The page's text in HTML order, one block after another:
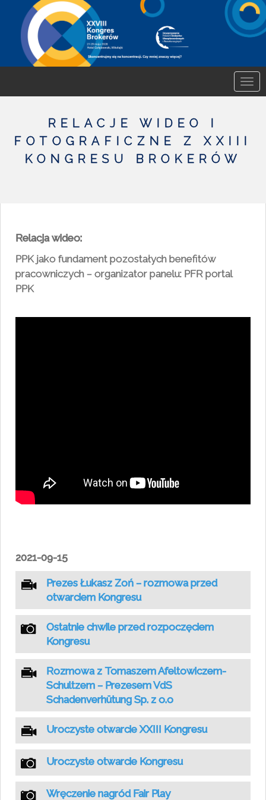
t
m
RELACJE WIDEO I
FOTOGRAFICZNE Z XXIII
KONGRESU BROKERÓW
Relacja wideo:
PPK jako fundament pozostałych benefitów
pracowniczych – organizator panelu: PFR portal
PPK
2021-09-15
Prezes Łukasz Zoń – rozmowa przed
otwarciem Kongresu
Ostatnie chwile przed rozpoczęciem
Kongresu
Rozmowa z Tomaszem Afeltowiczem-
Schultzem – Prezesem VdS
Schadenverhütung Sp. z o.o
Uroczyste otwarcie XXIII Kongresu
Uroczyste otwarcie Kongresu
Wręczenie nagród Fair Play